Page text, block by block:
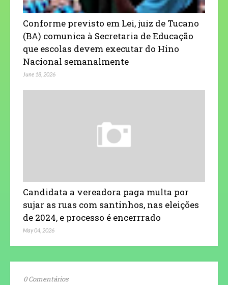
Conforme previsto em Lei, juiz de Tucano
(BA) comunica à Secretaria de Educação
que escolas devem executar do Hino
Nacional semanalmente
June 18, 2026
Candidata a vereadora paga multa por
sujar as ruas com santinhos, nas eleições
de 2024, e processo é encerrrado
May 04, 2026
0 Comentários